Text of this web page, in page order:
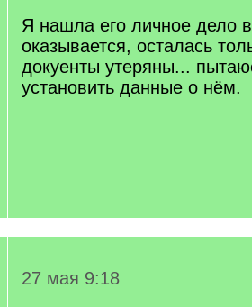
Я нашла его личное дело
оказывается, осталась
докуенты утеряны...
установить данные о нём.
27 мая 9:18